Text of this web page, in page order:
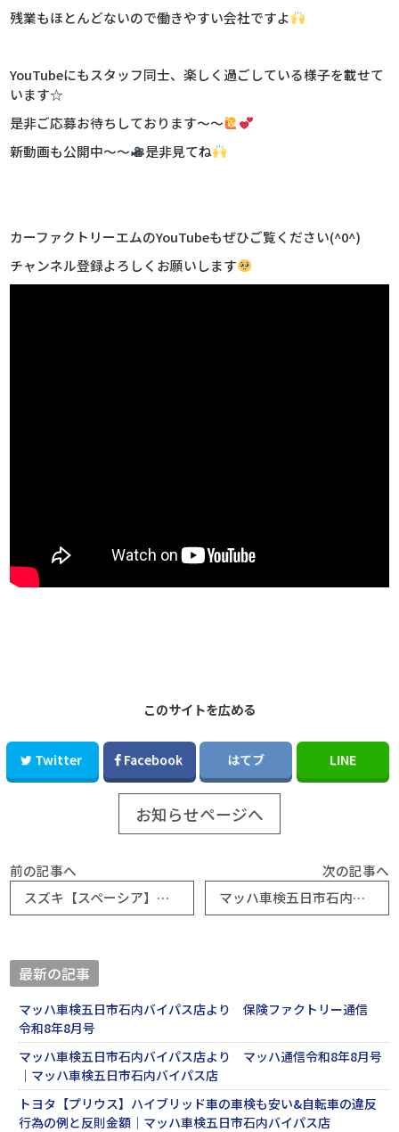
残業もほとんどないので働きやすい会社ですよ
YouTubeにもスタッフ同士、楽しく過ごしている様子を載せて
います☆
是非ご応募お待ちしております～～
新動画も公開中～～
是非見てね
カーファクトリーエムのYouTubeもぜひご覧ください(^0^)
チャンネル登録よろしくお願いします
このサイトを広める
Twitter Facebook はてブ LINE
お知らせページへ
前の記事へ
スズキ【スペーシア】エンジン異音でお問い合わせでコンプレッサー交換｜マッハ車検五日市石内バイパス店
次の記事へ
マッハ車検五日市石内バイパス店より 保険ファクトリー通信 令和6年11月号
最新の記事
マッハ車検五日市石内バイパス店より 保険ファクトリー通信
令和8年8月号
マッハ車検五日市石内バイパス店より マッハ通信令和8年8月号
｜マッハ車検五日市石内バイパス店
トヨタ【プリウス】ハイブリッド車の車検も安い&自転車の違反
行為の例と反則金額｜マッハ車検五日市石内バイパス店